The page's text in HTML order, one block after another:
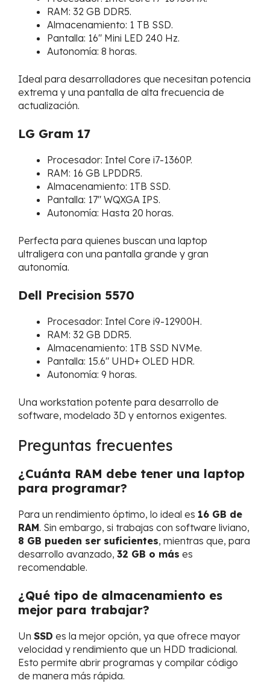
RAM: 32 GB DDR5.
Almacenamiento: 1 TB SSD.
Pantalla: 16″ Mini LED 240 Hz.
Autonomía: 8 horas.
Ideal para desarrolladores que necesitan potencia
extrema y una pantalla de alta frecuencia de
actualización.
LG Gram 17
Procesador: Intel Core i7-1360P.
RAM: 16 GB LPDDR5.
Almacenamiento: 1TB SSD.
Pantalla: 17″ WQXGA IPS.
Autonomía: Hasta 20 horas.
Perfecta para quienes buscan una laptop
ultraligera con una pantalla grande y gran
autonomía.
Dell Precision 5570
Procesador: Intel Core i9-12900H.
RAM: 32 GB DDR5.
Almacenamiento: 1TB SSD NVMe.
Pantalla: 15.6″ UHD+ OLED HDR.
Autonomía: 9 horas.
Una workstation potente para desarrollo de
software, modelado 3D y entornos exigentes.
Preguntas frecuentes
¿Cuánta RAM debe tener una laptop
para programar?
Para un rendimiento óptimo, lo ideal es 16 GB de
RAM. Sin embargo, si trabajas con software liviano,
8 GB pueden ser suficientes, mientras que, para
desarrollo avanzado, 32 GB o más es
recomendable.
¿Qué tipo de almacenamiento es
mejor para trabajar?
Un SSD es la mejor opción, ya que ofrece mayor
velocidad y rendimiento que un HDD tradicional.
Esto permite abrir programas y compilar código
de manera más rápida.